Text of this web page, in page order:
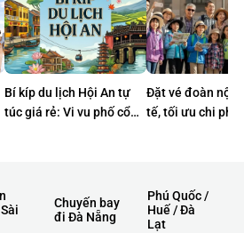
Bí kíp du lịch Hội An tự
túc giá rẻ: Vi vu phố cổ
Đặt vé đoàn nội
tế, tối ưu chi phí
Chuyến bay
đi Đà Nẵng
Phú Quốc /
Huế / Đà
Lạt